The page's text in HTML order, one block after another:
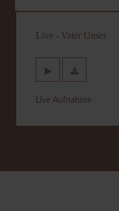
Live - Vater Unser
Live Aufnahme